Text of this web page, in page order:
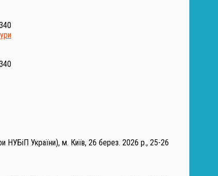
НУБіП України), м. Київ, 26 берез. 2026 р., 25-26